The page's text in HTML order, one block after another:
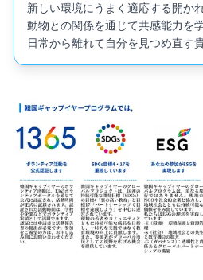
新しい環境にうまく適応する開か
動物との関係を通じて共感能力を
日常から離れて自分を見つめ直す